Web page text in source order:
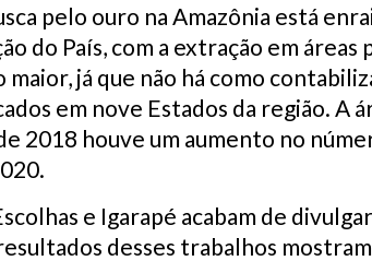
pelo ouro na Amazônia está
do País, com a extração em
maior, já que não há como
em nove Estados da região. A
2018 houve um aumento no
e Igarapé acabam de
desses trabalhos